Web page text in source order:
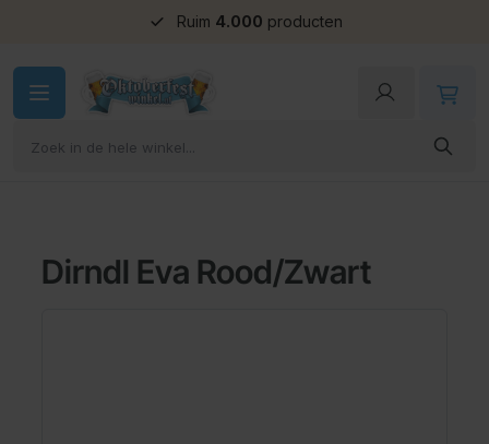
Ruim 4.000 producten
Groepskorting
Dirndl Eva Rood/Zwart